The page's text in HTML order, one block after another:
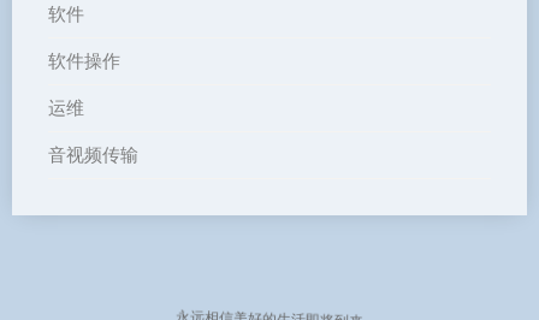
软件
软件操作
运维
音视频传输